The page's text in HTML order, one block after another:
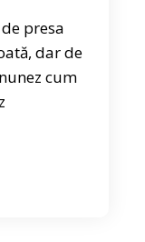
presa
dar de
cum